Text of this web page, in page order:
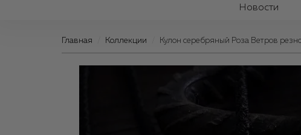
Новости
Главная Коллекции Кулон серебряный Роза Ветров